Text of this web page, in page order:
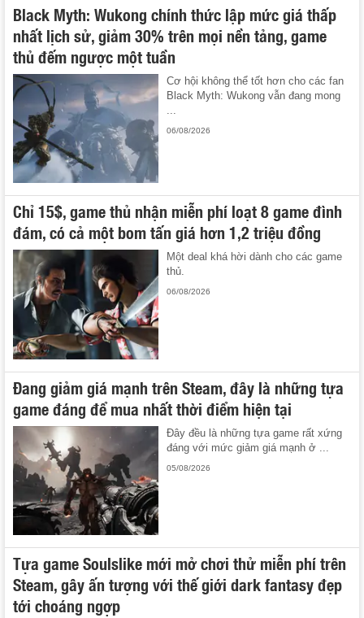
Black Myth: Wukong chính thức lập mức giá thấp
nhất lịch sử, giảm 30% trên mọi nền tảng, game
thủ đếm ngược một tuần
Cơ hội không thể tốt hơn cho các fan
Black Myth: Wukong vẫn đang mong
06/08/2026
Chỉ 15$, game thủ nhận miễn phí loạt 8 game đình
đám, có cả một bom tấn giá hơn 1,2 triệu đồng
Một deal khá hời dành cho các game
thủ.
06/08/2026
Đang giảm giá mạnh trên Steam, đây là những tựa
game đáng để mua nhất thời điểm hiện tại
Đây đều là những tựa game rất xứng
đáng với mức giảm giá mạnh ở ...
05/08/2026
Tựa game Soulslike mới mở chơi thử miễn phí trên
Steam, gây ấn tượng với thế giới dark fantasy đẹp
tới choáng ngợp